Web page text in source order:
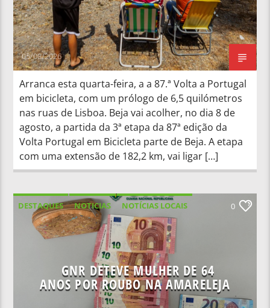
05/08/2026
Arranca esta quarta-feira, a a 87.ª Volta a Portugal
em bicicleta, com um prólogo de 6,5 quilómetros
nas ruas de Lisboa. Beja vai acolher, no dia 8 de
agosto, a partida da 3ª etapa da 87ª edição da
Volta Portugal em Bicicleta parte de Beja. A etapa
com uma extensão de 182,2 km, vai ligar […]
DESTAQUES NOTICIAS
NOTÍCIAS LOCAIS
NOTÍCIAS NACIONAIS
0
GNR DETEVE MULHER DE 64
ANOS POR ROUBO NA AMARELEJA